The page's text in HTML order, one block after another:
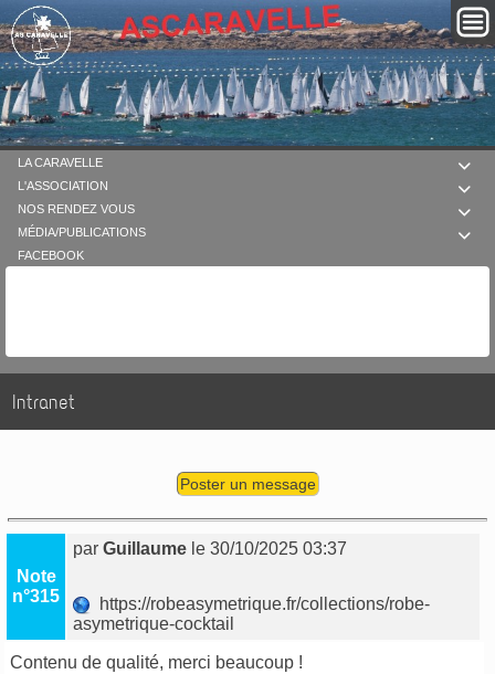

LA CARAVELLE

L'ASSOCIATION

NOS RENDEZ VOUS

MÉDIA/PUBLICATIONS
FACEBOOK
Intranet
Poster un message
Note
n°315
parGuillaume le 30/10/2025 03:37
https://robeasymetrique.fr/collections/robe-
asymetrique-cocktail
Contenu de qualité, merci beaucoup !